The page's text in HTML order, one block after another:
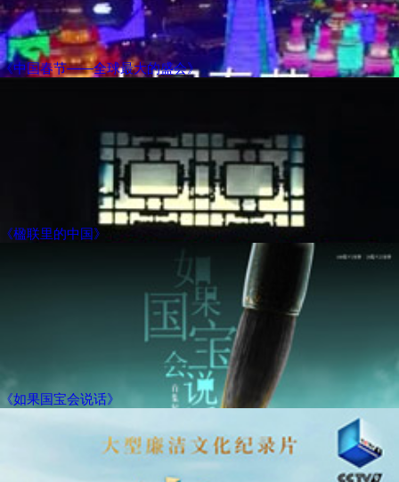
《中国春节——全球最大的盛会》
《楹联里的中国》
《如果国宝会说话》